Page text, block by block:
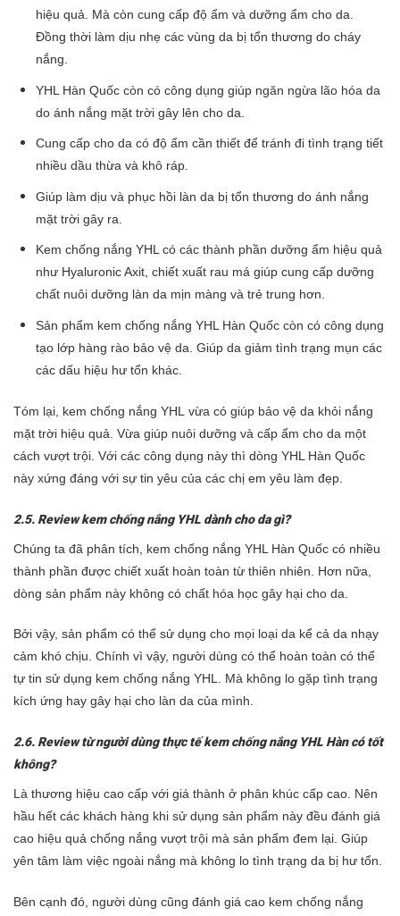
hiệu quả. Mà còn cung cấp độ ẩm và dưỡng ẩm cho da.
Đồng thời làm dịu nhẹ các vùng da bị tổn thương do cháy
nắng.
YHL Hàn Quốc còn có công dụng giúp ngăn ngừa lão hóa da
do ánh nắng mặt trời gây lên cho da.
Cung cấp cho da có độ ẩm cần thiết để tránh đi tình trạng tiết
nhiều dầu thừa và khô ráp.
Giúp làm dịu và phục hồi làn da bị tổn thương do ánh nắng
mặt trời gây ra.
Kem chống nắng YHLcó các thành phần dưỡng ẩm hiệu quả
như Hyaluronic Axit, chiết xuất rau má giúp cung cấp dưỡng
chất nuôi dưỡng làn da mịn màng và trẻ trung hơn.
Sản phẩm kem chống nắng YHL Hàn Quốc còn có công dụng
tạo lớp hàng rào bảo vệ da. Giúp da giảm tình trạng mụn các
các dấu hiệu hư tổn khác.
Tóm lại, kem chống nắng YHL vừa có giúp bảo vệ da khỏi nắng
mặt trời hiệu quả. Vừa giúp nuôi dưỡng và cấp ẩm cho da một
cách vượt trội. Với các công dụng này thì dòng YHL Hàn Quốc
này xứng đáng với sự tin yêu của các chị em yêu làm đẹp.
2.5. Review kem chống nắng YHL dành cho da gì?
Chúng ta đã phân tích, kem chống nắng YHL Hàn Quốc có nhiều
thành phần được chiết xuất hoàn toàn từ thiên nhiên. Hơn nữa,
dòng sản phẩm này không có chất hóa học gây hại cho da.
Bởi vậy, sản phẩm có thể sử dụng cho mọi loại da kể cả da nhạy
cảm khó chịu. Chính vì vậy, người dùng có thể hoàn toàn có thể
tự tin sử dụng kem chống nắng YHL. Mà không lo gặp tình trạng
kích ứng hay gây hại cho làn da của mình.
2.6. Review từ người dùng thực tế kem chống nắng YHL Hàncó tốt
không?
Là thương hiệu cao cấp với giá thành ở phân khúc cấp cao. Nên
hầu hết các khách hàng khi sử dụng sản phẩm này đều đánh giá
cao hiệu quả chống nắng vượt trội mà sản phẩm đem lại. Giúp
yên tâm làm việc ngoài nắng mà không lo tình trạng da bị hư tổn.
Bên cạnh đó, người dùng cũng đánh giá cao kem chống nắng